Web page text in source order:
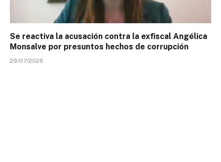
Se reactiva la acusación contra la exfiscal Angélica
Monsalve por presuntos hechos de corrupción
29/07/2026